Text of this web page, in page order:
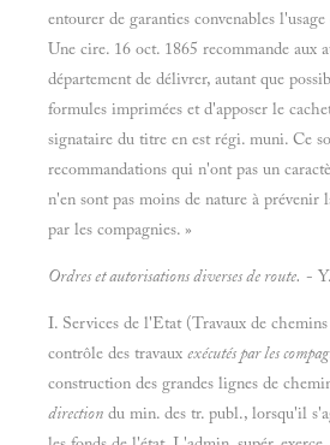
entourer de garanties convenables
Une cire. 16 oct. 1865 recommande aux
département de délivrer, autant que
formules imprimées et d'apposer le
signataire du titre en est régi. muni. Ce
recommandations qui n'ont pas un
n'en sont pas moins de nature à prévenir
par les compagnies. »
Ordres et autorisations diverses de route. - Y.
I. Services de l'Etat (Travaux de
contrôle des travaux exécutés par les
construction des grandes lignes de
direction du min. des tr. publ., lorsqu'il